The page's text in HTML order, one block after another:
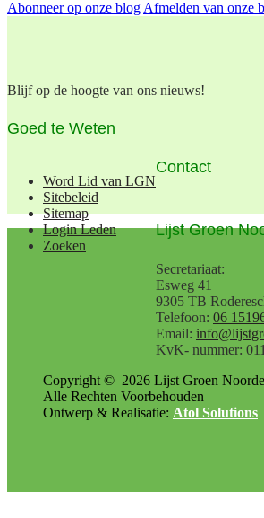
Abonneer op onze blog Afmelden van onze
Blijf op de hoogte van ons nieuws!
Goed te Weten
Word Lid van LGN
Sitebeleid
Sitemap
Login Leden
Zoeken
Contact
Lijst Groen
Secretariaat:
Esweg 41
9305 TB
Telefoon: 06
Email:
KvK- nummer:
Copyright © 2026 Lijst Groen
Alle Rechten Voorbehouden
Ontwerp & Realisatie: Atol Solutions